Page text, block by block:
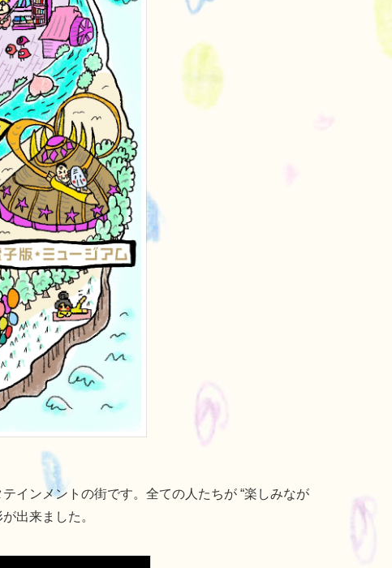
インメントの街です。全ての人たちが “楽しみなが
出来ました。